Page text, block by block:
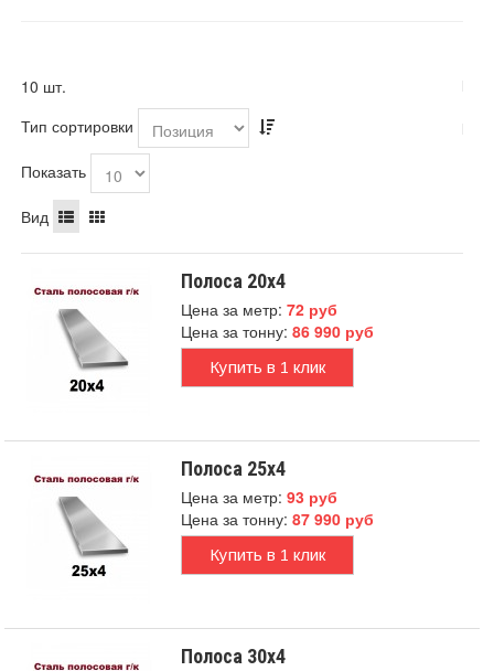
10 шт.
Тип сортировки
Показать
Вид
Полоса 20x4
Цена за метр:72 руб
Цена за тонну:86 990 руб
Купить в 1 клик
Полоса 25x4
Цена за метр:93 руб
Цена за тонну:87 990 руб
Купить в 1 клик
Полоса 30x4